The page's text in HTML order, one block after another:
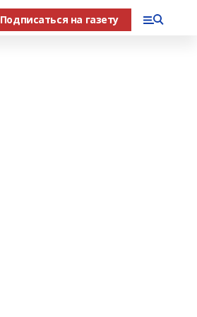
Подписаться на газету